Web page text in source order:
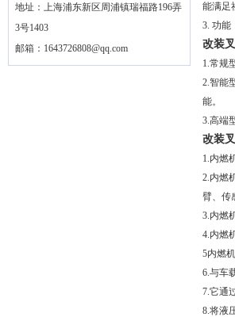
地址：上海浦东新区周浦镇瑞福路196弄
3号1403
邮箱： 1643726808@qq.com
能满足
3. 功能
改装
1.常规
2.智能
能。
3.高端
改装
1.内燃
2.内燃
臂、传
3.内燃
4.内燃
5内燃
6.与车
7.它通
8.将液